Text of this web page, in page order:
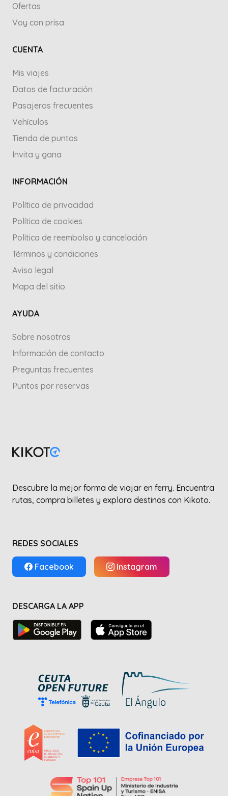
Ofertas
Voy con prisa
CUENTA
Mis viajes
Datos de facturación
Pasajeros frecuentes
Vehículos
Tienda de puntos
Invita y gana
INFORMACIÓN
Política de privacidad
Política de cookies
Política de reembolso y cancelación
Términos y condiciones
Aviso legal
Mapa del sitio
AYUDA
Sobre nosotros
Información de contacto
Preguntas frecuentes
Puntos por reservas
Descubre la mejor forma de viajar en ferry. Encuentra
rutas, compra billetes y explora destinos con Kikoto.
REDES SOCIALES
Facebook Instagram
DESCARGA LA APP